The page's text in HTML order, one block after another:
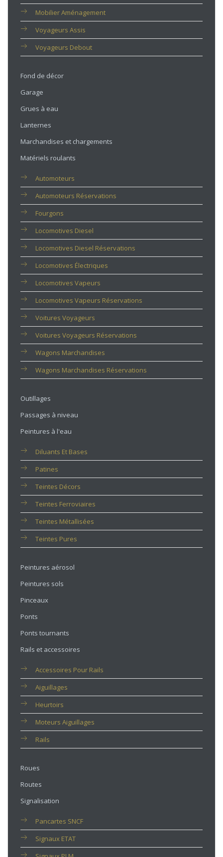
Mobilier Aménagement
Voyageurs Assis
Voyageurs Debout
Fond de décor
Garage
Grues à eau
Lanternes
Marchandises et chargements
Matériels roulants
Automoteurs
Automoteurs Réservations
Fourgons
Locomotives Diesel
Locomotives Diesel Réservations
Locomotives Électriques
Locomotives Vapeurs
Locomotives Vapeurs Réservations
Voitures Voyageurs
Voitures Voyageurs Réservations
Wagons Marchandises
Wagons Marchandises Réservations
Outillages
Passages à niveau
Peintures à l'eau
Diluants Et Bases
Patines
Teintes Décors
Teintes Ferroviaires
Teintes Métallisées
Teintes Pures
Peintures aérosol
Peintures sols
Pinceaux
Ponts
Ponts tournants
Rails et accessoires
Accessoires Pour Rails
Aiguillages
Heurtoirs
Moteurs Aiguillages
Rails
Roues
Routes
Signalisation
Pancartes SNCF
Signaux ETAT